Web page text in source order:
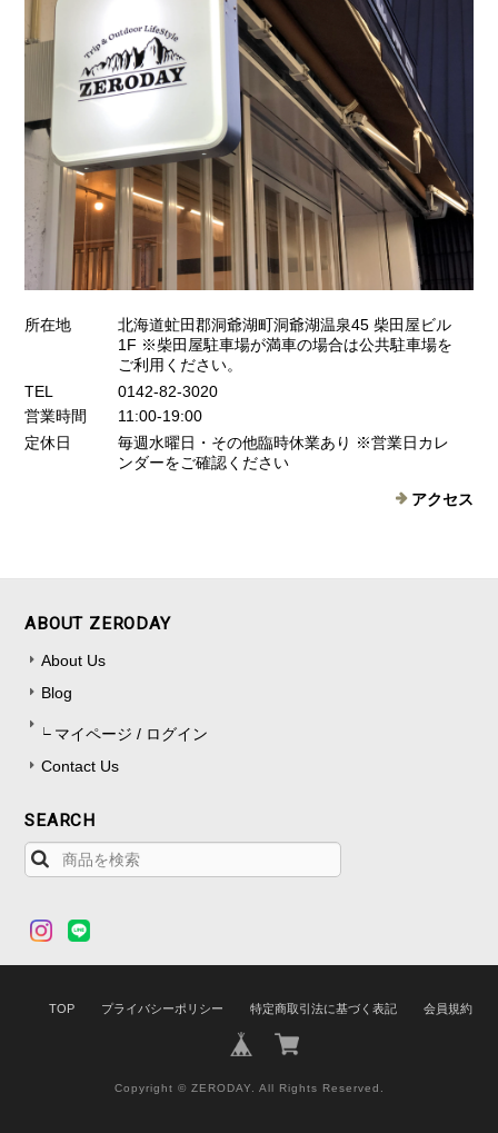
所在地
北海道虻田郡洞爺湖町洞爺湖温泉45 柴田屋ビル
1F ※柴田屋駐車場が満車の場合は公共駐車場を
ご利用ください。
TEL
0142-82-3020
営業時間
11:00-19:00
定休日
毎週水曜日・その他臨時休業あり ※営業日カレ
ンダーをご確認ください
アクセス
ABOUT ZERODAY
About Us
Blog
マイページ / ログイン
Contact Us
SEARCH
TOP プライバシーポリシー 特定商取引法に基づく表記 会員規約
Copyright © ZERODAY. All Rights Reserved.